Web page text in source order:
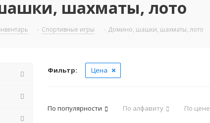
шахматы, лото
- Спортивные игры - Домино, шашки, шахматы, лото
Фильтр: Цена
По популярности По алфавиту По цене